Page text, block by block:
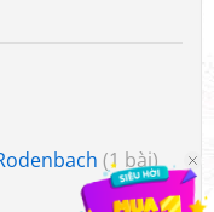
(1 bài)